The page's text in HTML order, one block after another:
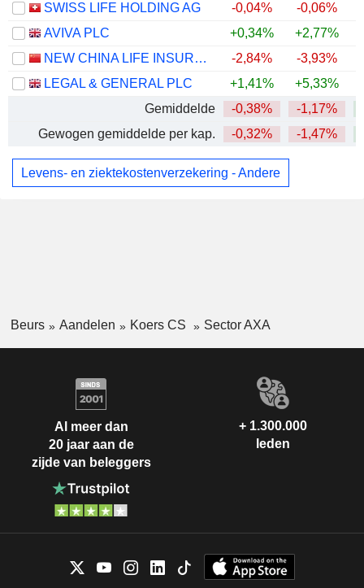
SWISS LIFE HOLDING AG
-0,04% -0,06%
AVIVA PLC
+0,34% +2,77%
NEW CHINA LIFE INSURANCE COMPANY LTD.
-2,84% -3,93%
LEGAL & GENERAL PLC
+1,41% +5,33%
Gemiddelde
-0,38% -1,17%
Gewogen gemiddelde per kap.
-0,32% -1,47%
Levens- en ziektekostenverzekering - Andere
Beurs Aandelen Koers CS Sector AXA
Al meer dan
20 jaar aan de
zijde van beleggers
+ 1.300.000
leden